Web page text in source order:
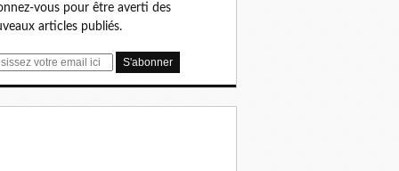
vous pour être averti des
articles publiés.